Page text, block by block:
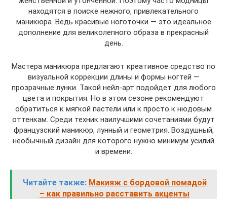
находятся в поиске нежного, привлекательного
маникюра. Ведь красивые ноготочки — это идеальное
дополнение для великолепного образа в прекрасный
день.
Мастера маникюра предлагают креативное средство по
визуальной коррекции длины и формы ногтей —
прозрачные лунки. Такой нейл-арт подойдет для любого
цвета и покрытия. Но в этом сезоне рекомендуют
обратиться к мягкой пастели или к просто к нюдовым
оттенкам. Среди техник наилучшими сочетаниями будут
французский маникюр, лунный и геометрия. Воздушный,
необычный дизайн для которого нужно минимум усилий
и времени.
Читайте также: Макияж с бордовой помадой
– как правильно расставить акценты